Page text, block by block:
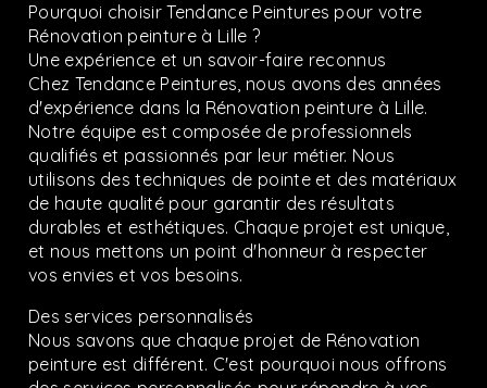
Pourquoi choisir Tendance Peintures pour votre
Rénovation peinture à Lille ?
Une expérience et un savoir-faire reconnus
Chez Tendance Peintures, nous avons des années
d'expérience dans la Rénovation peinture à Lille.
Notre équipe est composée de professionnels
qualifiés et passionnés par leur métier. Nous
utilisons des techniques de pointe et des matériaux
de haute qualité pour garantir des résultats
durables et esthétiques. Chaque projet est unique,
et nous mettons un point d'honneur à respecter
vos envies et vos besoins.
Des services personnalisés
Nous savons que chaque projet de Rénovation
peinture est différent. C'est pourquoi nous offrons